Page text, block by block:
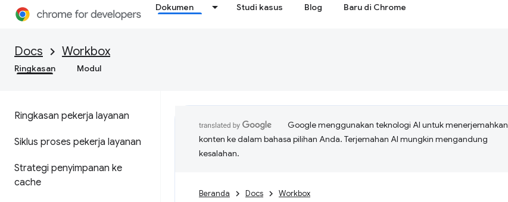
Dokumen Studi kasus Blog Baru di Chrome
Docs Workbox
Ringkasan Modul
Ringkasan pekerja layanan
Siklus proses pekerja layanan
Strategi penyimpanan ke
cache
Google menggunakan teknologi AI untuk menerjemahkan
konten ke dalam bahasa pilihan Anda. Terjemahan AI mungkin mengandung
kesalahan.
Beranda Docs Workbox